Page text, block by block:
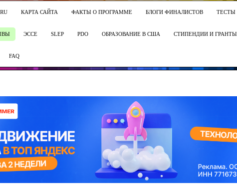
КАРТА САЙТА ФАКТЫ О ПРОГРАММЕ БЛОГИ ФИНАЛИСТОВ ТЕСТЫ
ЭССЕ SLEP PDO ОБРАЗОВАНИЕ В США СТИПЕНДИИ И ГРАНТЫ
FAQ